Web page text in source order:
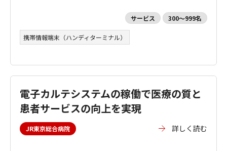
サービス 300～999名
携帯情報端末（ハンディターミナル）
電子カルテシステムの稼働で医療の質と
患者サービスの向上を実現
JR東京総合病院 詳しく読む